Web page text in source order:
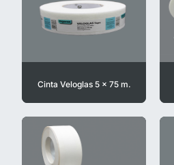
Cinta Veloglas 5 x 75 m.